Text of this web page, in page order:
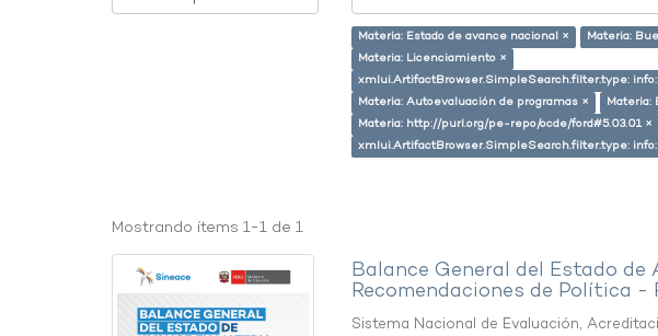
Materia: Estado de avance nacional ×
Materia:
Materia: Licenciamiento ×
xmlui.ArtifactBrowser.SimpleSearch.filter.type:
Materia: Autoevaluación de programas ×
Materia:
Materia: http://purl.org/pe-repo/ocde/ford#5.03.01 ×
xmlui.ArtifactBrowser.SimpleSearch.filter.type:
Mostrando ítems 1-1 de 1
Balance General del Estado
Recomendaciones de Política -
Sistema Nacional de Evaluación,